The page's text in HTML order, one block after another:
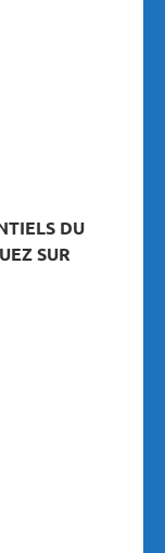
DU
SUR